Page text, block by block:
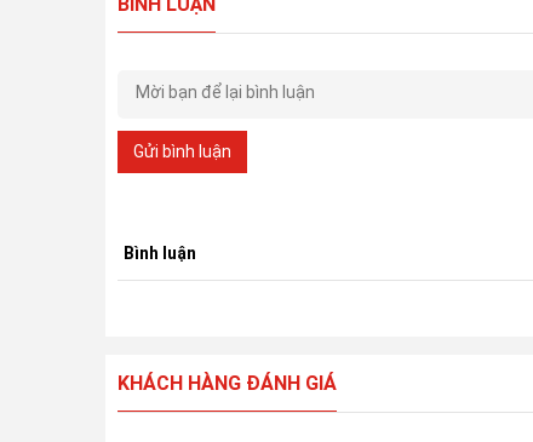
Gửi bình luận
Bình luận
KHÁCH HÀNG ĐÁNH GIÁ